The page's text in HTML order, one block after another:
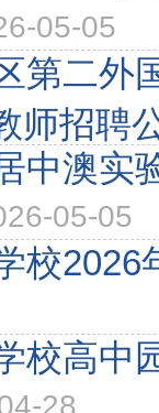
05-05
第二外
师招聘
中澳实
05-05
校2026
校高中
28